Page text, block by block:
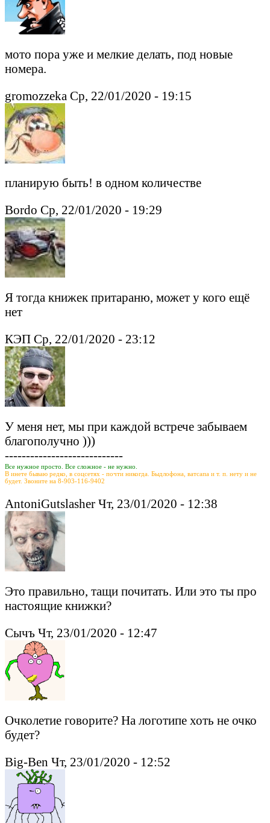
мото пора уже и мелкие делать, под новые
номера.
gromozzeka Ср, 22/01/2020 - 19:15
планирую быть! в одном количестве
Bordo Ср, 22/01/2020 - 19:29
Я тогда книжек притараню, может у кого ещё
нет
КЭП Ср, 22/01/2020 - 23:12
У меня нет, мы при каждой встрече забываем
благополучно )))
----------------------------
Все нужное просто. Все сложное - не нужно.
В инете бываю редко, в соцсетях - почти никогда. Быдлофона, ватсапа и т. п. нету и не
будет. Звоните на 8-903-116-9402
AntoniGutslasher Чт, 23/01/2020 - 12:38
Это правильно, тащи почитать. Или это ты про
настоящие книжки?
Сычъ Чт, 23/01/2020 - 12:47
Очколетие говорите? На логотипе хоть не очко
будет?
Big-Ben Чт, 23/01/2020 - 12:52